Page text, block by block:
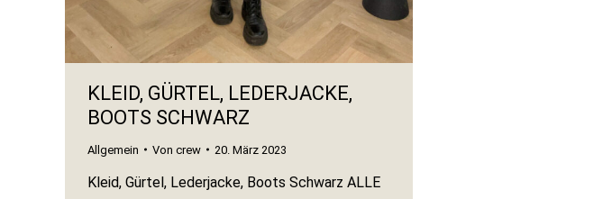
KLEID, GÜRTEL, LEDERJACKE,
BOOTS SCHWARZ
Allgemein Von crew 20. März 2023
Kleid, Gürtel, Lederjacke, Boots Schwarz ALLE